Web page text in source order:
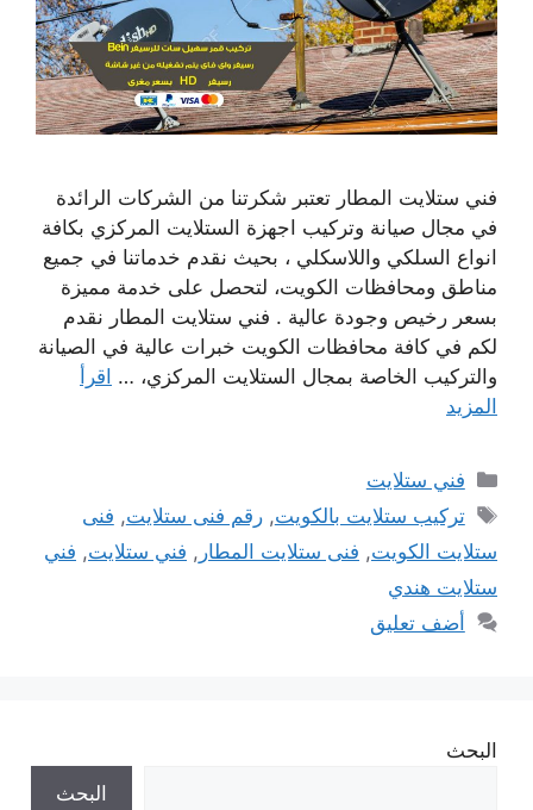
فني ستلايت المطار تعتبر شكرتنا من الشركات الرائدة
في مجال صيانة وتركيب اجهزة الستلايت المركزي بكافة
انواع السلكي واللاسكلي ، بحيث نقدم خدماتنا في جميع
مناطق ومحافظات الكويت، لتحصل على خدمة مميزة
بسعر رخيص وجودة عالية . فني ستلايت المطار نقدم
لكم في كافة محافظات الكويت خبرات عالية في الصيانة
والتركيب الخاصة بمجال الستلايت المركزي، … اقرأ
المزيد
التصنيفات
فني ستلايت
الوسوم
تركيب ستلايت بالكويت,رقم فنى ستلايت, فنى
ستلايت الكويت, فنى ستلايت المطار , فني ستلايت, فني
ستلايت هندي
أضف تعليق
البحث
البحث